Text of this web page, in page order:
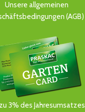
Unsere allgemeinen
(AGB)
3% des Jahresumsatzes